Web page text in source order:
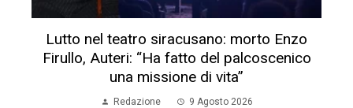
Lutto nel teatro siracusano: morto Enzo
Firullo, Auteri: “Ha fatto del palcoscenico
una missione di vita”
Redazione 9 Agosto 2026